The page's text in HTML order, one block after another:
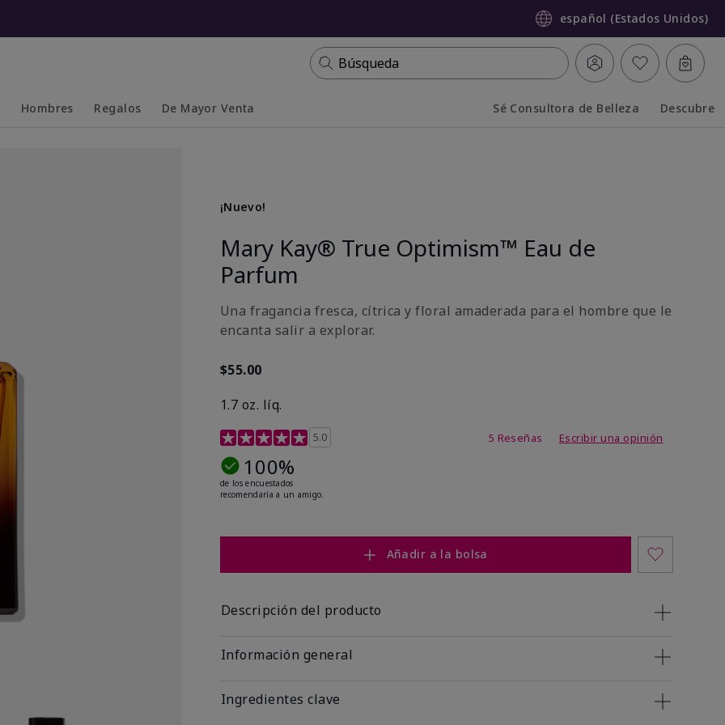
español (Estados Unidos)
Búsqueda
Hombres Regalos De Mayor Venta Sé Consultora de Belleza Descubre
¡Nuevo!
Mary Kay® True Optimism™ Eau de
Parfum
Una fragancia fresca, cítrica y floral amaderada para el hombre que le
encanta salir a explorar.
$55.00
1.7 oz. líq.
Calificación de clientes de 3,4 de 5
5.0 5 Reseñas Escribir una opinión
100%
de los encuestados
recomendaría a un amigo.
Añadir a la bolsa
Descripción del producto
Información general
Ingredientes clave